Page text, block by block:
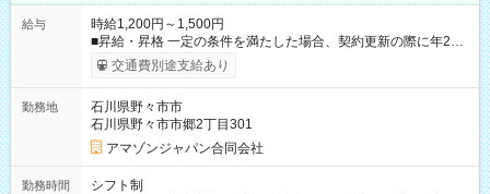
給与
時給1,200円～1,500円
■昇給・昇格 一定の条件を満たした場合、契約更新の際に年2回
まで昇給の機会があります。 ■正社員登用制度あり ※月末締/翌
月25日支払い ※時間外手当、別途支給 ※深夜割増賃金 (22:00～
☆Amazon直雇用で安定して働けます！ 【試用期間】試用期間
あり 試用期間の長さ：1週間 雇用形態、給与は本採用時と同じ
です。
交通費別途支給あり
勤務地
石川県野々市市
石川県野々市市郷2丁目301
アマゾンジャパン合同会社
勤務時間
シフト制